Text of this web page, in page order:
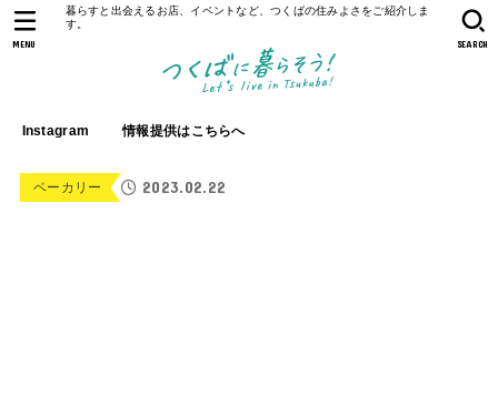
暮らすと出会えるお店、イベントなど、つくばの住みよさをご紹介しま
す。
Instagram 情報提供はこちらへ
SEARCH
MENU
ベーカリー 2023.02.22